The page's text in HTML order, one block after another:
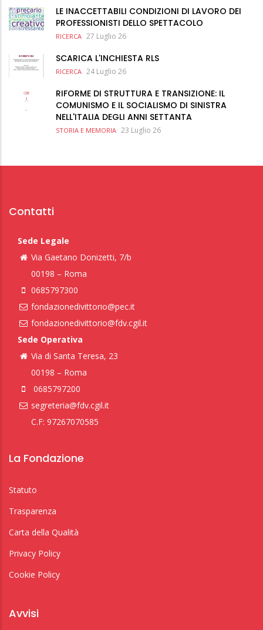
LE INACCETTABILI CONDIZIONI DI LAVORO DEI
PROFESSIONISTI DELLO SPETTACOLO
RICERCA 27 Luglio 26
SCARICA L'INCHIESTA RLS
RICERCA 24 Luglio 26
RIFORME DI STRUTTURA E TRANSIZIONE: IL
COMUNISMO E IL SOCIALISMO DI SINISTRA
NELL'ITALIA DEGLI ANNI SETTANTA
STORIA E MEMORIA 23 Luglio 26
Contatti
Sede Legale
Via Gaetano Donizetti, 7/b
00198 – Roma
0685797300
fondazionedivittorio@pec.it
fondazionedivittorio@fdv.cgil.it
Sede Operativa
Via di Santa Teresa, 23
00198 – Roma
0685797200
segreteria@fdv.cgil.it
C.F: 97267070585
La Fondazione
Statuto
Trasparenza
Carta della Qualità
Privacy Policy
Cookie Policy
Avvisi